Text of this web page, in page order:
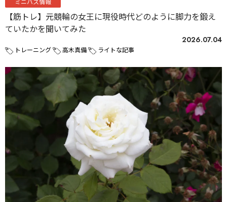
【筋トレ】元競輪の女王に現役時代どのように脚力を鍛え
ていたかを聞いてみた
2026.07.04
トレーニング 高木真備 ライトな記事